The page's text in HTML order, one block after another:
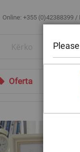
Online: +355 (0)42388399 /
Oferta Bli